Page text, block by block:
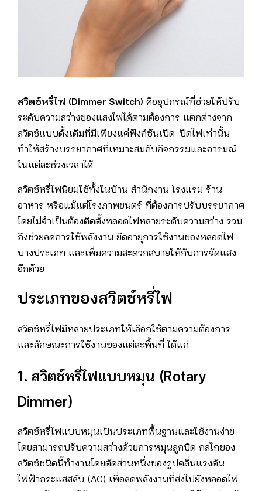
สวิตช์หรี่ไฟ (Dimmer Switch) คืออุปกรณ์ที่ช่วยให้ปรับ
ระดับความสว่างของแสงไฟได้ตามต้องการ แตกต่างจาก
สวิตช์แบบดั้งเดิมที่มีเพียงแค่ฟังก์ชันเปิด-ปิดไฟเท่านั้น
ทำให้สร้างบรรยากาศที่เหมาะสมกับกิจกรรมและอารมณ์
ในแต่ละช่วงเวลาได้
สวิตช์หรี่ไฟนิยมใช้ทั้งในบ้าน สำนักงาน โรงแรม ร้าน
อาหาร หรือแม้แต่โรงภาพยนตร์ ที่ต้องการปรับบรรยากาศ
โดยไม่จำเป็นต้องติดตั้งหลอดไฟหลายระดับความสว่าง รวม
ถึงช่วยลดการใช้พลังงาน ยืดอายุการใช้งานของหลอดไฟ
บางประเภท และเพิ่มความสะดวกสบายให้กับการจัดแสง
อีกด้วย
ประเภทของสวิตช์หรี่ไฟ
สวิตช์หรี่ไฟมีหลายประเภทให้เลือกใช้ตามความต้องการ
และลักษณะการใช้งานของแต่ละพื้นที่ ได้แก่
1. สวิตช์หรี่ไฟแบบหมุน (Rotary
Dimmer)
สวิตช์หรี่ไฟแบบหมุนเป็นประเภทพื้นฐานและใช้งานง่าย
โดยสามารถปรับความสว่างด้วยการหมุนลูกบิด กลไกของ
สวิตช์ชนิดนี้ทำงานโดยตัดส่วนหนึ่งของรูปคลื่นแรงดัน
ไฟฟ้ากระแสสลับ (AC) เพื่อลดพลังงานที่ส่งไปยังหลอดไฟ